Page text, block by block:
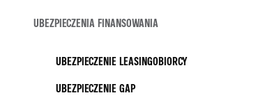
UBEZPIECZENIA FINANSOWANIA
UBEZPIECZENIE LEASINGOBIORCY
UBEZPIECZENIE GAP